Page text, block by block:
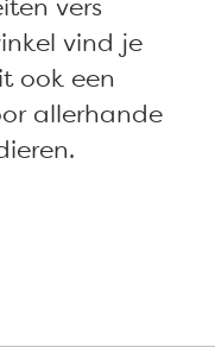
vers
vind je
ook een
allerhande